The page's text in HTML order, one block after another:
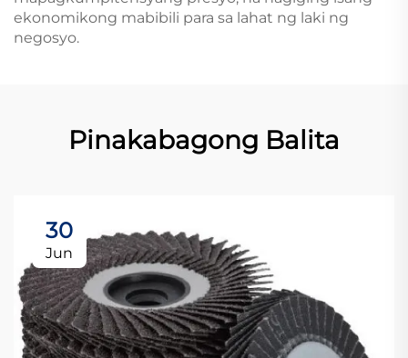
ekonomikong mabibili para sa lahat ng laki ng
negosyo.
Pinakabagong Balita
30
Jun